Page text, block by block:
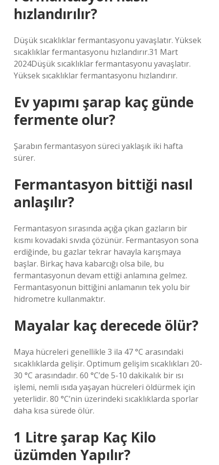
hızlandırılır?
Düşük sıcaklıklar fermantasyonu yavaşlatır. Yüksek
sıcaklıklar fermantasyonu hızlandırır.31 Mart
2024Düşük sıcaklıklar fermantasyonu yavaşlatır.
Yüksek sıcaklıklar fermantasyonu hızlandırır.
Ev yapımı şarap kaç günde
fermente olur?
Şarabın fermantasyon süreci yaklaşık iki hafta
sürer.
Fermantasyon bittiği nasıl
anlaşılır?
Fermantasyon sırasında açığa çıkan gazların bir
kısmı kovadaki sıvıda çözünür. Fermantasyon sona
erdiğinde, bu gazlar tekrar havayla karışmaya
başlar. Birkaç hava kabarcığı olsa bile, bu
fermantasyonun devam ettiği anlamına gelmez.
Fermantasyonun bittiğini anlamanın tek yolu bir
hidrometre kullanmaktır.
Mayalar kaç derecede ölür?
Maya hücreleri genellikle 3 ila 47 °C arasındaki
sıcaklıklarda gelişir. Optimum gelişim sıcaklıkları 20-
30 °C arasındadır. 60 °C’de 5-10 dakikalık bir ısı
işlemi, nemli ısıda yaşayan hücreleri öldürmek için
yeterlidir. 80 °C’nin üzerindeki sıcaklıklarda sporlar
daha kısa sürede ölür.
1 Litre şarap Kaç Kilo
üzümden Yapılır?